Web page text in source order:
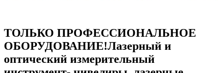
ТОЛЬКО ПРОФЕССИОНАЛЬНОЕ
ОБОРУДОВАНИЕ!Лазерный и
оптический измерительный